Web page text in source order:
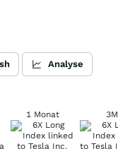
Analyse
1 Monat 3M